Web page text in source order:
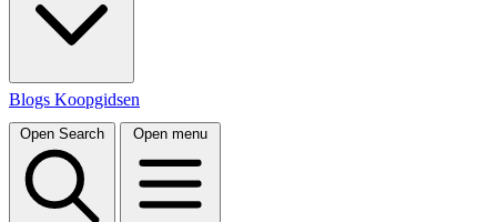
Blogs Koopgidsen
Open Search Open menu